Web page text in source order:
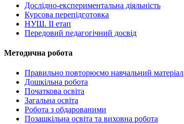
Дослідно-експериментальна діяльність
Курсова перепідготовка
НУШ. ІІ етап
Передовий педагогічний досвід
Методична робота
Правильно повторюємо навчальний матеріал
Дошкільна робота
Початкова освіта
Загальна освіта
Робота з обдарованими
Позашкільна освіта та виховна робота